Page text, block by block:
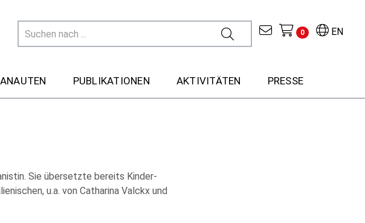
EN
0
PUBLIKATIONEN AKTIVITÄTEN PRESSE
Sie übersetzte bereits Kinder-
u.a. von Catharina Valckx und